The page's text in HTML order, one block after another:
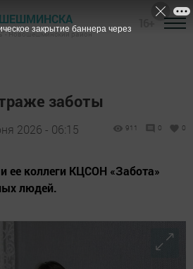
- Новошешминский район
заботы
2026 - 06:15 911 0 0
ее коллеги КЦСОН «Забота»
людей.
закрытие баннера через